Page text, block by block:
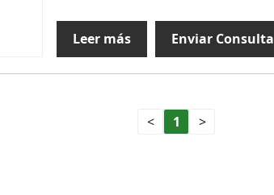
Leer más Enviar Consulta
< 1 >